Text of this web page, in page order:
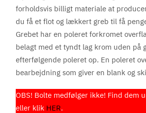
forholdsvis billigt materiale at
du få et flot og lækkert greb til få
Grebet har en poleret forkromet
belagt med et tyndt lag krom uden på
efterfølgende poleret op. En poleret
bearbejdning som giver en blank og
OBS! Bolte medfølger ikke! Find dem
eller klik HER.